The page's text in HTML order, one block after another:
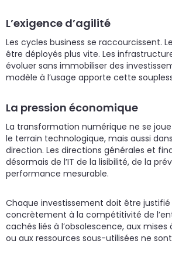
L’exigence d’agilité
Les cycles business se raccourcissent.
être déployés plus vite. Les
évoluer sans immobiliser des
modèle à l’usage apporte cette
La pression économique
La transformation numérique ne se
le terrain technologique, mais aussi
direction. Les directions générales et
désormais de l’IT de la lisibilité, de la
performance mesurable.
Chaque investissement doit être
concrètement à la compétitivité de
cachés liés à l’obsolescence, aux
ou aux ressources sous-utilisées ne